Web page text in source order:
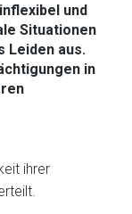
und
Situationen
Leiden aus.
in
ihrer